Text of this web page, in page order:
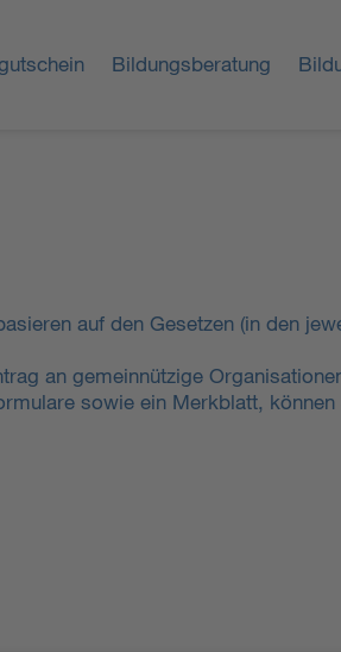
Bildungsberatung
auf den Gesetzen (in den
an gemeinnützige
sowie ein Merkblatt, können